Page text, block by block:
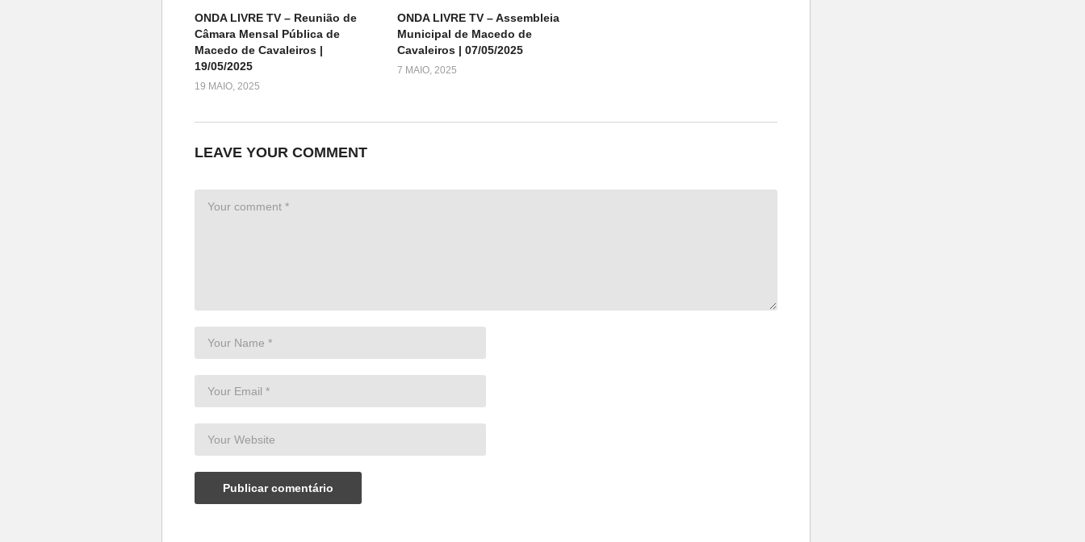
ONDA LIVRE TV – Reunião de
Câmara Mensal Pública de
Macedo de Cavaleiros |
19/05/2025
19 MAIO, 2025
ONDA LIVRE TV – Assembleia
Municipal de Macedo de
Cavaleiros | 07/05/2025
7 MAIO, 2025
LEAVE YOUR COMMENT